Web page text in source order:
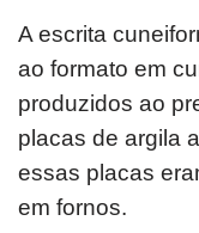
A escrita
ao formato em
produzidos ao
placas de argila
essas placas
em fornos.